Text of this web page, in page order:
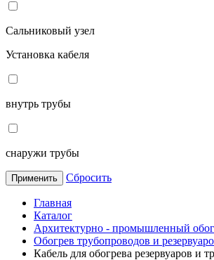
Сальниковый узел
Установка кабеля
внутрь трубы
снаружи трубы
Применить Сбросить
Главная
Каталог
Архитектурно - промышленный
Обогрев трубопроводов и
Кабель для обогрева резервуаров и